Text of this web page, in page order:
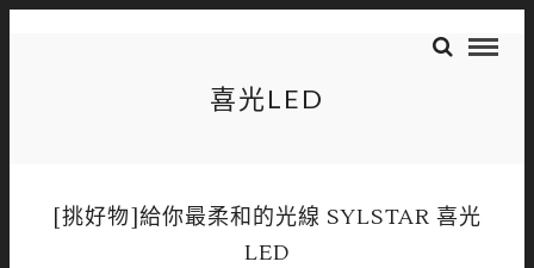
喜光LED
[挑好物]給你最柔和的光線 SYLSTAR 喜光
LED